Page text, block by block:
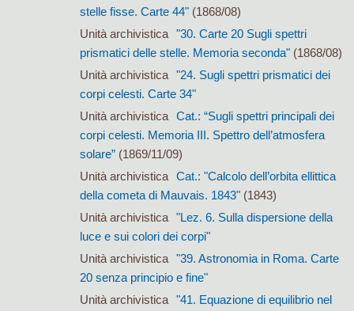
stelle fisse. Carte 44"(1868/08)
Unità archivistica "30. Carte 20 Sugli spettri
prismatici delle stelle. Memoria seconda"(1868/08)
Unità archivistica "24. Sugli spettri prismatici dei
corpi celesti. Carte 34"
Unità archivistica Cat.: “Sugli spettri principali dei
corpi celesti. Memoria III. Spettro dell’atmosfera
solare”(1869/11/09)
Unità archivistica Cat.: "Calcolo dell’orbita ellittica
della cometa di Mauvais. 1843"(1843)
Unità archivistica "Lez. 6. Sulla dispersione della
luce e sui colori dei corpi"
Unità archivistica "39. Astronomia in Roma. Carte
20 senza principio e fine"
Unità archivistica "41. Equazione di equilibrio nel